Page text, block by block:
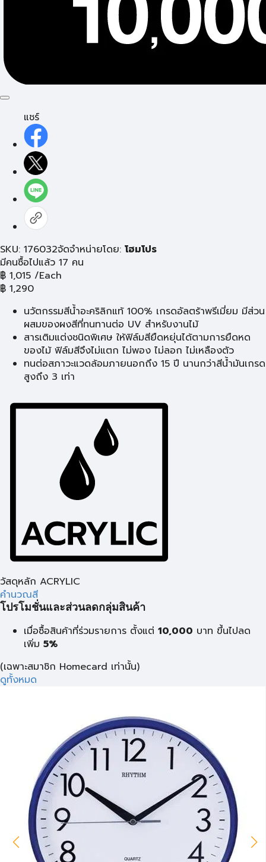
แชร์
SKU: 176032จัดจำหน่ายโดย: โฮมโปร
มีคนซื้อไปแล้ว 17 คน
฿ 1,015 /Each
฿ 1,290
นวัตกรรมสีน้ำอะคริลิกแท้ 100% เกรดอัลตร้าพรีเมี่ยม มีส่วน
ผสมของผงสีที่ทนทานต่อ UV สำหรับงานไม้
สารเติมแต่งชนิดพิเศษ ให้ฟิล์มสียืดหยุ่นได้ตามการยืดหด
ของไม้ ฟิล์มสีจึงไม่แตก ไม่พอง ไม่ลอก ไม่เหลืองตัว
ทนต่อสภาวะแวดล้อมภายนอกถึง 15 ปี นานกว่าสีน้ำมันเกรด
สูงถึง 3 เท่า
วัสดุหลัก ACRYLIC
คำนวณสี
โปรโมชั่นและส่วนลดกลุ่มสินค้า
เมื่อซื้อสินค้าที่ร่วมรายการ ตั้งแต่ 10,000 บาท ขึ้นไปลด
เพิ่ม 5%
(เฉพาะสมาชิก Homecard เท่านั้น)
ดูทั้งหมด